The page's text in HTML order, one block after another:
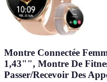
Montre Connectée
1,43"", Montre De
Passer/Recevoir Des